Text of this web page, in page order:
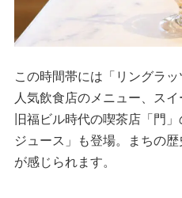
この時間帯には「リングラ
人気飲食店のメニュー、ス
旧福ビル時代の喫茶店「門
ジュース」も登場。まちの
が感じられます。